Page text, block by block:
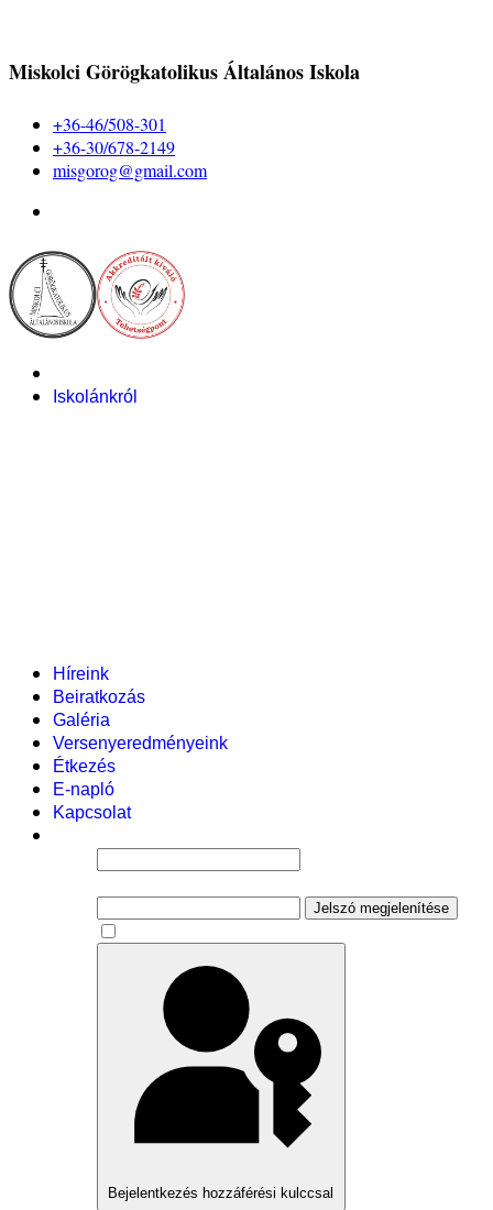
Miskolci Görögkatolikus Általános Iskola
+36-46/508-301
+36-30/678-2149
misgorog@gmail.com
Iskolánkról
Híreink
Beiratkozás
Galéria
Versenyeredményeink
Étkezés
E-napló
Kapcsolat
Jelszó megjelenítése
Bejelentkezés hozzáférési kulccsal